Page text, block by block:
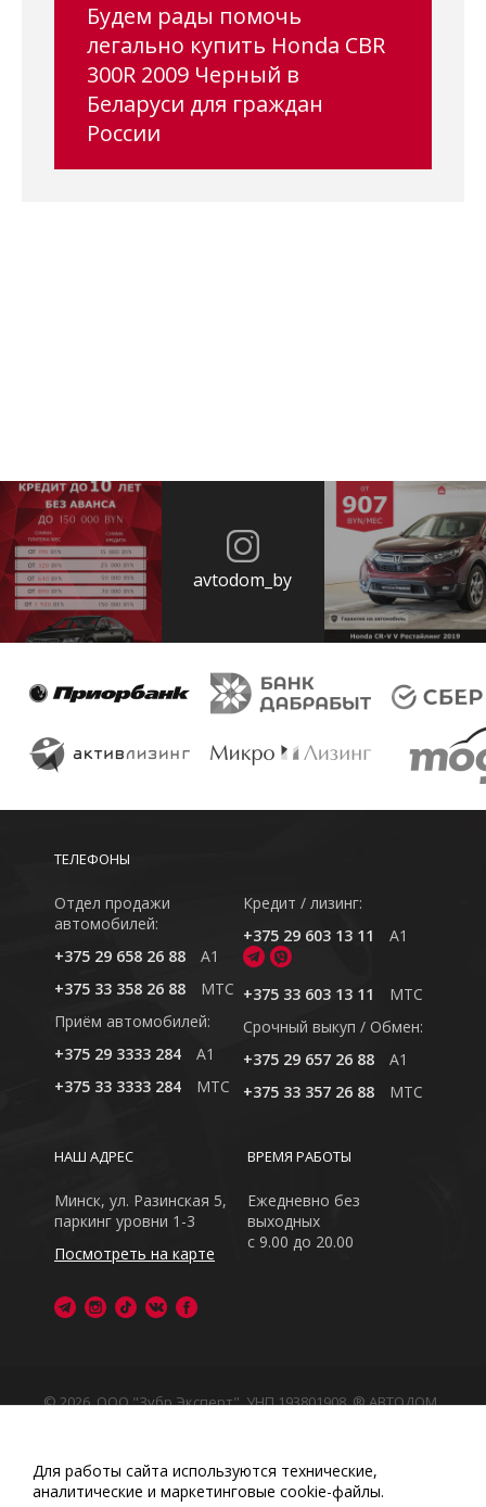
Будем рады помочь
легально купить Honda CBR
300R 2009 Черный в
Беларуси для граждан
России
avtodom_by
ТЕЛЕФОНЫ
Отдел продажи
автомобилей:
+375 29 658 26 88
A1
+375 33 358 26 88
MTC
Приём автомобилей:
+375 29 3333 284
A1
+375 33 3333 284
MTC
Кредит / лизинг:
+375 29 603 13 11
A1
+375 33 603 13 11
MTC
Cрочный выкуп / Обмен:
+375 29 657 26 88
A1
+375 33 357 26 88
MTC
ВРЕМЯ РАБОТЫ
Ежедневно без
выходных
с 9.00 до 20.00
НАШ АДРЕС
Минск, ул. Разинская 5,
паркинг уровни 1-3
Посмотреть на карте
© 2026, ООО "Зубр Эксперт", УНП 193801908. ® АВТОДОМ
Обращаем Ваше внимание на то, что данный интернет-
сайт носит исключительно информационный характер
Любое использование либо копирование материалов
Для работы сайта используются технические,
аналитические и маркетинговые сооkіе-файлы.